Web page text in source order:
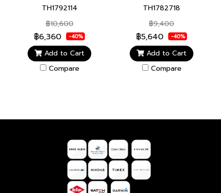
TH1792114
฿10,600
฿6,360 -40%
Add to Cart
Compare
TH1782718
฿9,400
฿5,640 -40%
Add to Cart
Compare